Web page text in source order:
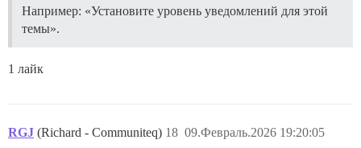
Например: «Установите уровень уведомлений для этой
темы».
1 лайк
RGJ (Richard - Communiteq) 09.Февраль.2026 19:20:05
18